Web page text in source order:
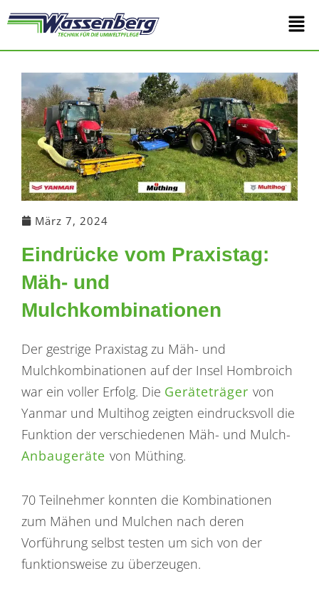
Inhalt
springen
Main
März 7, 2024
Eindrücke vom Praxistag:
Mäh- und
Mulchkombinationen
Der gestrige Praxistag zu Mäh- und
Mulchkombinationen auf der Insel Hombroich
war ein voller Erfolg. Die Geräteträger von
Yanmar und Multihog zeigten eindrucksvoll die
Funktion der verschiedenen Mäh- und Mulch-
Anbaugeräte von Müthing.
70 Teilnehmer konnten die Kombinationen
zum Mähen und Mulchen nach deren
Vorführung selbst testen um sich von der
funktionsweise zu überzeugen.